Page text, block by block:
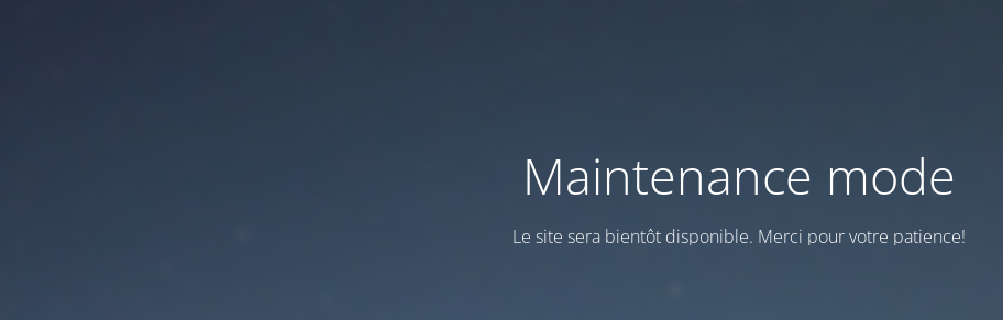
Maintenance mode
Le site sera bientôt disponible. Merci pour votre patience!